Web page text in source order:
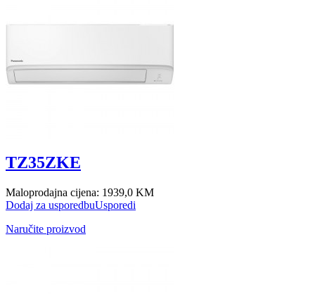
TZ35ZKE
Maloprodajna cijena: 1939,0 KM
Dodaj za usporedbuUsporedi
Naručite proizvod